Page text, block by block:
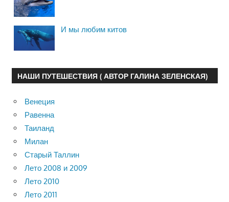
И мы любим китов
НАШИ ПУТЕШЕСТВИЯ ( АВТОР ГАЛИНА ЗЕЛЕНСКАЯ)
Венеция
Равенна
Таиланд
Милан
Старый Таллин
Лето 2008 и 2009
Лето 2010
Лето 2011